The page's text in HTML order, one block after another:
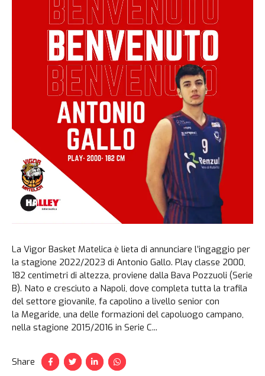
La Vigor Basket Matelica è lieta di annunciare l’ingaggio per
la stagione 2022/2023 di Antonio Gallo. Play classe 2000,
182 centimetri di altezza, proviene dalla Bava Pozzuoli (Serie
B). Nato e cresciuto a Napoli, dove completa tutta la trafila
del settore giovanile, fa capolino a livello senior con
la Megaride, una delle formazioni del capoluogo campano,
nella stagione 2015/2016 in Serie C...
Share